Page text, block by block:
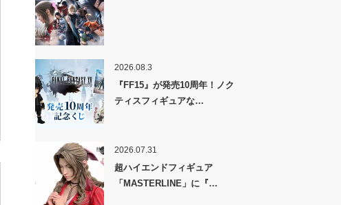
2026.08.3
『FF15』が発売10周年！ノク
ティスフィギュアな…
2026.07.31
超ハイエンドフィギュア
「MASTERLINE」に『…